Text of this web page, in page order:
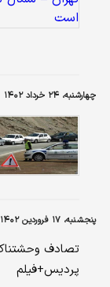
چهارشنبه، ۲۴ خرداد ۱۴۰۲
پنجشنبه، ۱۷ فروردین ۱۴۰۲
تصادف
پردیس+فیلم